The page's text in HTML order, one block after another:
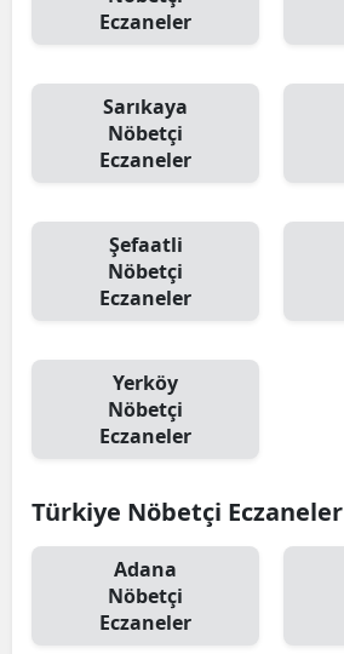
Eczaneler
Sarıkaya
Nöbetçi
Eczaneler
Şefaatli
Nöbetçi
Eczaneler
Yerköy
Nöbetçi
Eczaneler
Türkiye Nöbetçi Eczaneler
Adana
Nöbetçi
Eczaneler